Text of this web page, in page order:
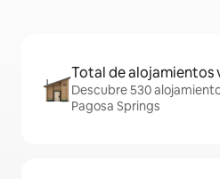
Total de alojamientos
Descubre 530
Pagosa Springs